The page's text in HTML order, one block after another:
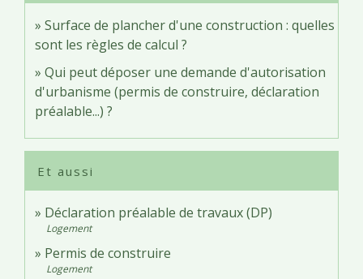
Surface de plancher d'une construction : quelles
sont les règles de calcul ?
Qui peut déposer une demande d'autorisation
d'urbanisme (permis de construire, déclaration
préalable...) ?
Et aussi
Déclaration préalable de travaux (DP)
Logement
Permis de construire
Logement